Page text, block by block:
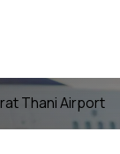
Thani Airport